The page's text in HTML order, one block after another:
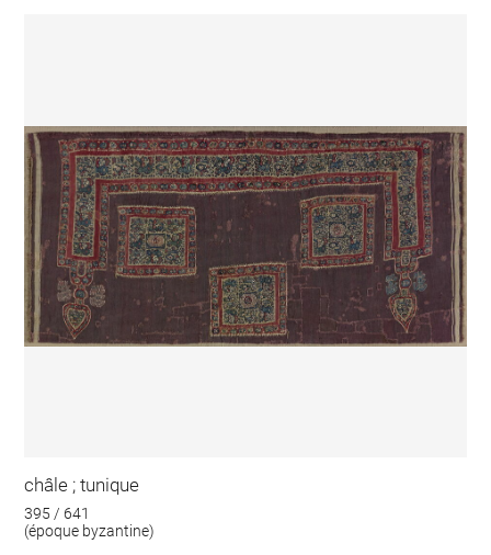
châle ; tunique
395 / 641
(époque byzantine)